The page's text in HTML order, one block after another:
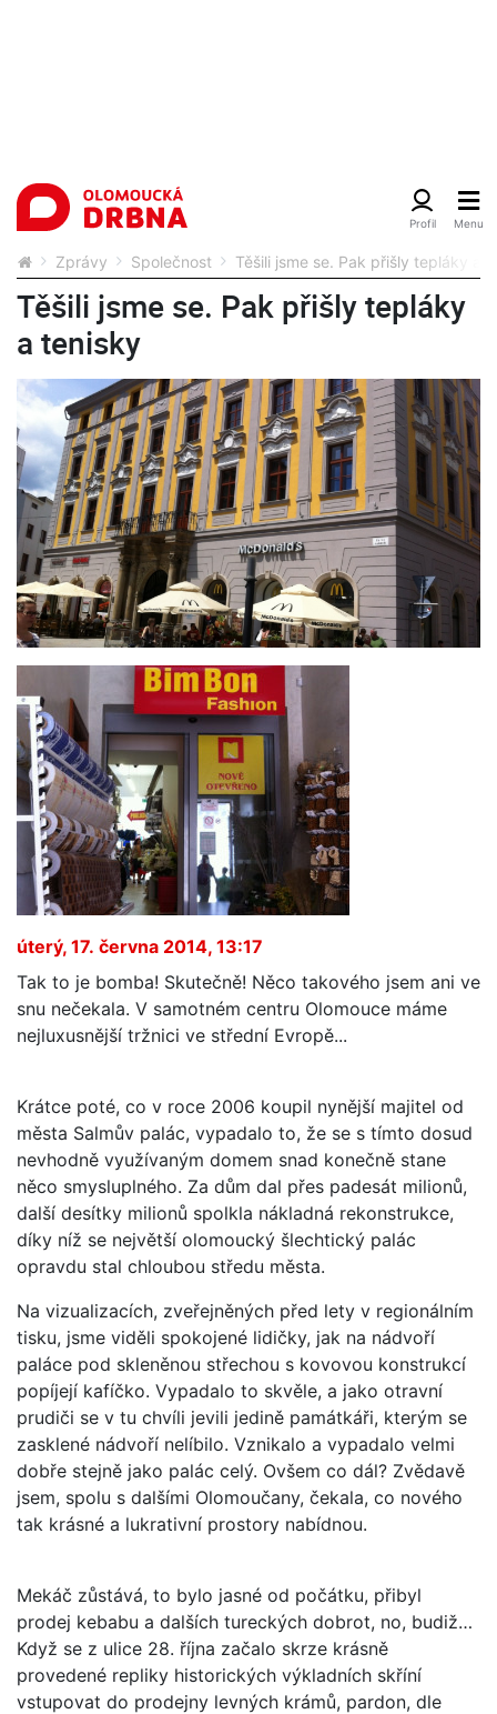
Zprávy Společnost Těšili jsme se. Pak přišly tepláky a
Těšili jsme se. Pak přišly tepláky
a tenisky
úterý, 17. června 2014, 13:17
Tak to je bomba! Skutečně! Něco takového jsem ani ve
snu nečekala. V samotném centru Olomouce máme
nejluxusnější tržnici ve střední Evropě...
Krátce poté, co v roce 2006 koupil nynější majitel od
města Salmův palác, vypadalo to, že se s tímto dosud
nevhodně využívaným domem snad konečně stane
něco smysluplného. Za dům dal přes padesát milionů,
další desítky milionů spolkla nákladná rekonstrukce,
díky níž se největší olomoucký šlechtický palác
opravdu stal chloubou středu města.
Na vizualizacích, zveřejněných před lety v regionálním
tisku, jsme viděli spokojené lidičky, jak na nádvoří
paláce pod skleněnou střechou s kovovou konstrukcí
popíjejí kafíčko. Vypadalo to skvěle, a jako otravní
prudiči se v tu chvíli jevili jedině památkáři, kterým se
zasklené nádvoří nelíbilo. Vznikalo a vypadalo velmi
dobře stejně jako palác celý. Ovšem co dál? Zvědavě
jsem, spolu s dalšími Olomoučany, čekala, co nového
tak krásné a lukrativní prostory nabídnou.
Mekáč zůstává, to bylo jasné od počátku, přibyl
prodej kebabu a dalších tureckých dobrot, no, budiž…
Když se z ulice 28. října začalo skrze krásně
provedené repliky historických výkladních skříní
vstupovat do prodejny levných krámů, pardon, dle